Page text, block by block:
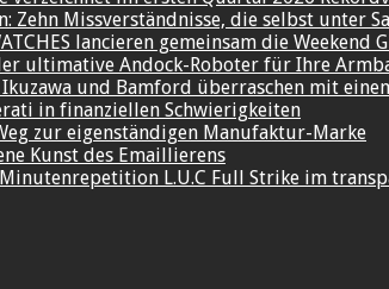
Zehn Missverständnisse, die selbst unter
lancieren gemeinsam die Weekend
ultimative Andock-Roboter für Ihre
Ikuzawa und Bamford überraschen mit
in finanziellen Schwierigkeiten
zur eigenständigen Manufaktur-Marke
Kunst des Emaillierens
L.U.C Full Strike im